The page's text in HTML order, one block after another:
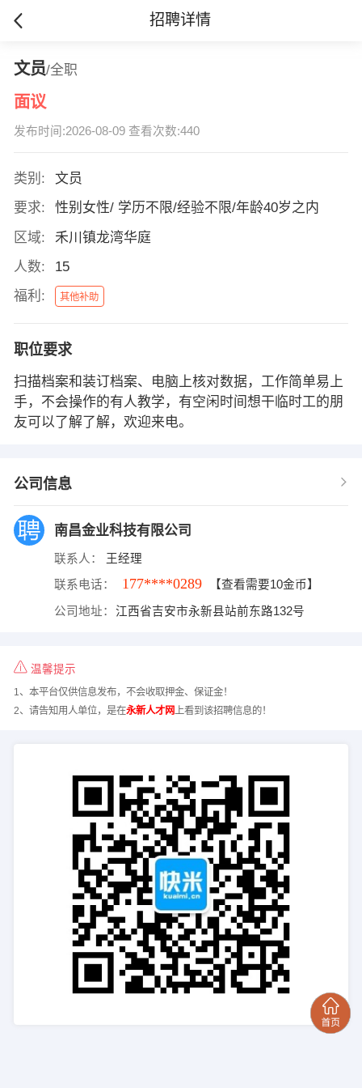
招聘详情
文员/全职
面议
发布时间:2026-08-09 查看次数:440
类别:
文员
要求:
性别女性/ 学历不限/经验不限/年龄40岁之内
区域:
禾川镇龙湾华庭
人数:
15
福利:
其他补助
职位要求
扫描档案和装订档案、电脑上核对数据，工作简单易上
手，不会操作的有人教学，有空闲时间想干临时工的朋
友可以了解了解，欢迎来电。
公司信息
南昌金业科技有限公司
联系人： 王经理
联系电话： 177****0289 【查看需要10金币】
公司地址： 江西省吉安市永新县站前东路132号
温馨提示
1、本平台仅供信息发布，不会收取押金、保证金！
2、请告知用人单位，是在永新人才网 上看到该招聘信息的！